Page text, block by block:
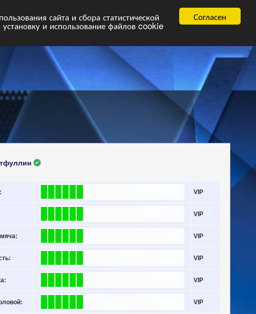
Согласен
сайта и сбора статистической
и использование файлов cookie
VIP
VIP
VIP
VIP
VIP
VIP